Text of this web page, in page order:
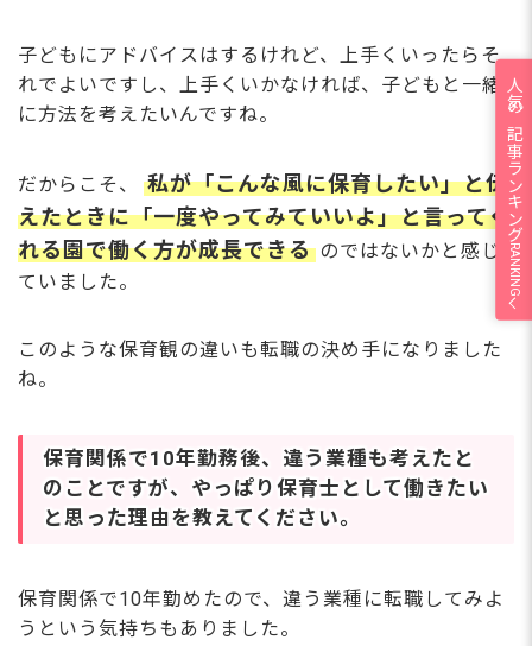
子どもにアドバイスはするけれど、上手くいったらそ
れでよいですし、上手くいかなければ、子どもと一緒
に方法を考えたいんですね。
だからこそ、
私が「こんな風に保育したい」と伝
えたときに「一度やってみていいよ」と言ってく
れる園で働く方が成長できる のではないかと感じ
ていました。
このような保育観の違いも転職の決め手になりました
ね。
保育関係で10年勤務後、違う業種も考えたと
のことですが、やっぱり保育士として働きたい
と思った理由を教えてください。
保育関係で10年勤めたので、違う業種に転職してみよ
うという気持ちもありました。
人気の記事ランキング
RANKING